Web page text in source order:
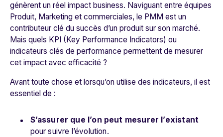
génèrent un réel impact business. Naviguant entre équipes
Produit, Marketing et commerciales, le PMM est un
contributeur clé du succès d’un produit sur son marché.
Mais quels KPI (Key Performance Indicators) ou
indicateurs clés de performance permettent de mesurer
cet impact avec efficacité ?
Avant toute chose et lorsqu’on utilise des indicateurs, il est
essentiel de :
S’assurer que l’on peut mesurer l’existant
pour suivre l’évolution.